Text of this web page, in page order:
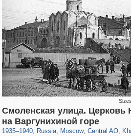
Смоленская улица. Церковь
на Варгунихиной горе
1935–1940, Russia
1,406,144 29,243
, Moscow
319,779 8,286
, Central AO
159,978 5,916
,